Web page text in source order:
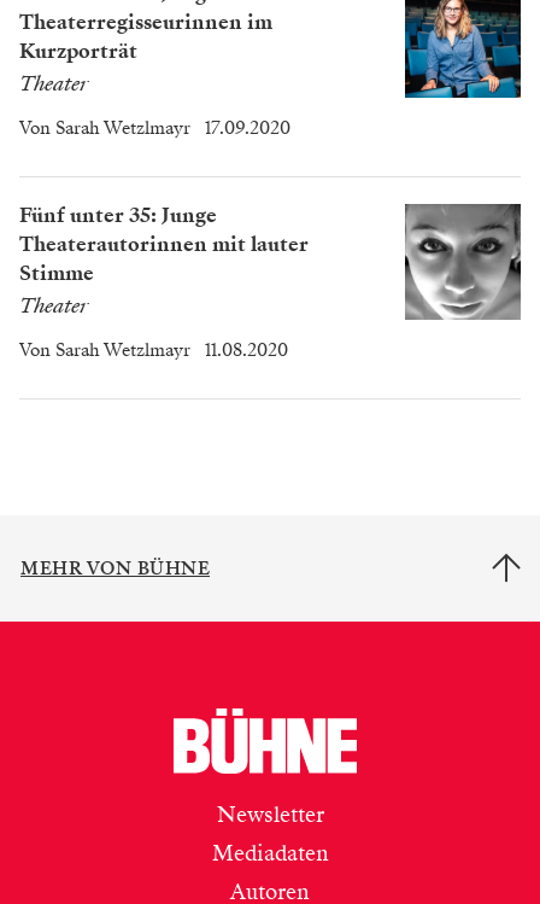
Theaterregisseurinnen im
Kurzporträt
Theater
Von Sarah Wetzlmayr 17.09.2020
Fünf unter 35: Junge
Theaterautorinnen mit lauter
Stimme
Theater
Von Sarah Wetzlmayr 11.08.2020
MEHR VON BÜHNE
Newsletter
Mediadaten
Autoren